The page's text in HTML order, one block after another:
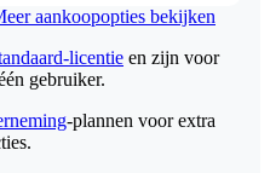
aankoopopties bekijken
licentie en zijn voor
gebruiker.
-plannen voor extra